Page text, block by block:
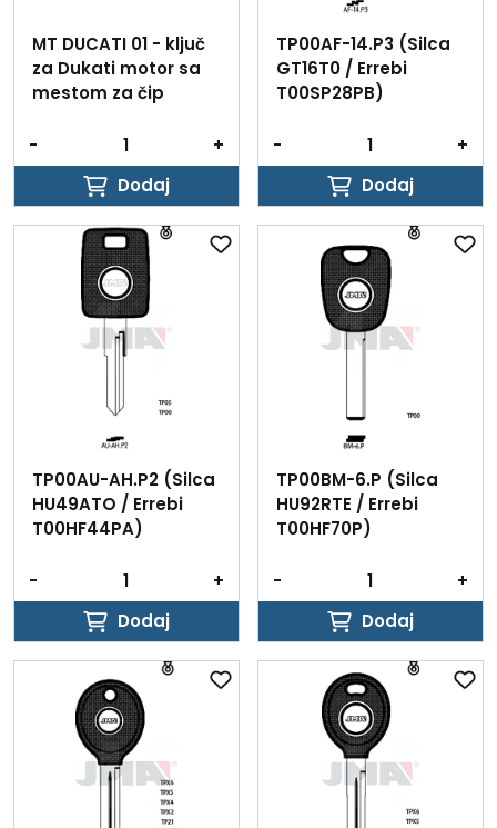
MT DUCATI 01 - ključ
za Dukati motor sa
mestom za čip
-
+
Dodaj
Dodaj
TP00AF-14.P3 (Silca
GT16T0 / Errebi
T00SP28PB)
-
+
Dodaj
Dodaj
TP00AU-AH.P2 (Silca
HU49ATO / Errebi
T00HF44PA)
-
+
Dodaj
Dodaj
TP00BM-6.P (Silca
HU92RTE / Errebi
T00HF70P)
-
+
Dodaj
Dodaj